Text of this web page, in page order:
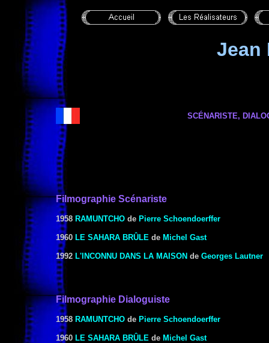
Jean
SCÉNARISTE,
Filmographie Scénariste
1958 RAMUNTCHO de Pierre Schoendoerffer
1960 LE SAHARA BRÛLE de Michel Gast
1992 L'INCONNU DANS LA MAISON de Georges Lautner
Filmographie Dialoguiste
1958 RAMUNTCHO de Pierre Schoendoerffer
1960 LE SAHARA BRÛLE de Michel Gast